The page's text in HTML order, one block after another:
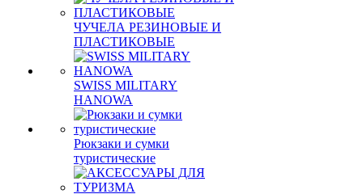
ЧУЧЕЛА РЕЗИНОВЫЕ И
ПЛАСТИКОВЫЕ
SWISS MILITARY
HANOWA
Рюкзаки и сумки
туристические